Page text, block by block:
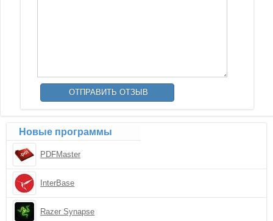
Новые программы
PDFMaster
InterBase
Razer Synapse